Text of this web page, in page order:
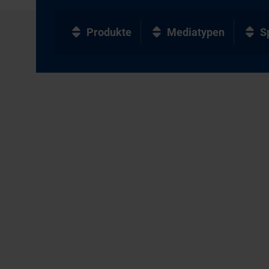
Produkte Mediatypen